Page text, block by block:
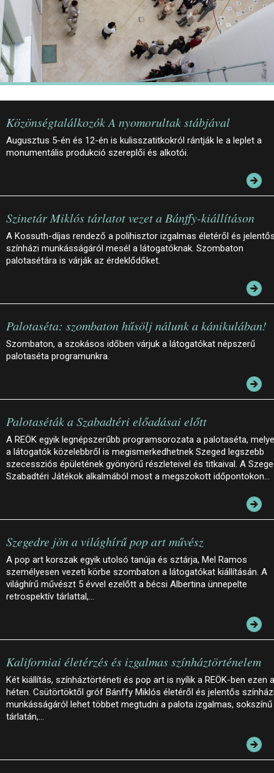
KÖZÉRDEKŰ ADATOK
Közönségtalálkozók A nyomorultak stábjával
Augusztus 5-én és 12-én is kulisszatitkokról rántják le a leplet a
monumentális produkció szereplői és alkotói.
Szinetár Miklós tárlatot vezet a Bánffy-kiállításon
A Kossuth-díjas rendező a polihisztor izgalmas életéről és
színházi munkásságáról mesél a látogatóknak. Szombaton
palotasétára is várják az érdeklődőket.
Palotaséta: szombaton hűsölj nálunk a kánikulában!
Szombaton, a szokásos időben várjuk a látogatókat népszerű
palotaséta programunkra.
Palotaséták a Szabadtéri előadásai előtt
A REÖK egyik legnépszerűbb programsorozata a palotaséta,
a látogatók közelebbről is megismerkedhetnek Szeged legszebb
szecessziós épületének gyönyörű részleteivel és titkaival. A
Szabadtéri Játékok alkalmából most a megszokott időpontokon…
Szegedre jön a világhírű pop art művész
A pop art korszak egyik utolsó tanúja és sztárja, Mel Ramos
személyesen vezeti körbe szombaton a látogatókat kiállításán. A
világhírű művészt 5 évvel ezelőtt a bécsi Albertina ünnepelte
retrospektív tárlattal,…
Kaliforniai életérzés és izgalmas színháztörténelem
Két kiállítás, színháztörténeti és pop art is nyílik a REÖK-ben ezen a
héten. Csütörtöktől gróf Bánffy Miklós életéről és jelentős
munkásságáról lehet többet megtudni a palota izgalmas, sokszínű
tárlatán,…